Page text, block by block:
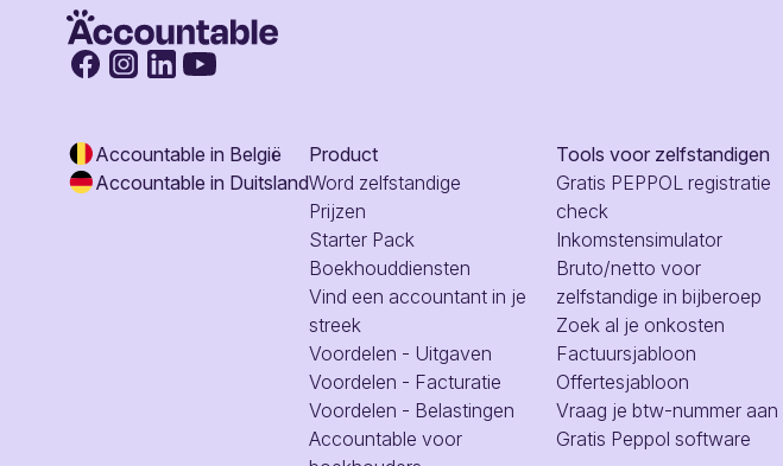
Accountable in België
Accountable in Duitsland
Product
Word zelfstandige
Prijzen
Starter Pack
Boekhouddiensten
Vind een accountant in je
streek
Voordelen - Uitgaven
Voordelen - Facturatie
Voordelen - Belastingen
Accountable voor
Tools voor zelfstandigen
Gratis PEPPOL registratie
check
Inkomstensimulator
Bruto/netto voor
zelfstandige in bijberoep
Zoek al je onkosten
Factuursjabloon
Offertesjabloon
Vraag je btw-nummer aan
Gratis Peppol software